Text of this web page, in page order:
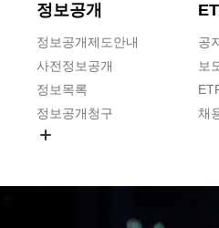
정보공개
정보공개제도안내
사전정보공개
정보목록
정보공개청구
공
보
채